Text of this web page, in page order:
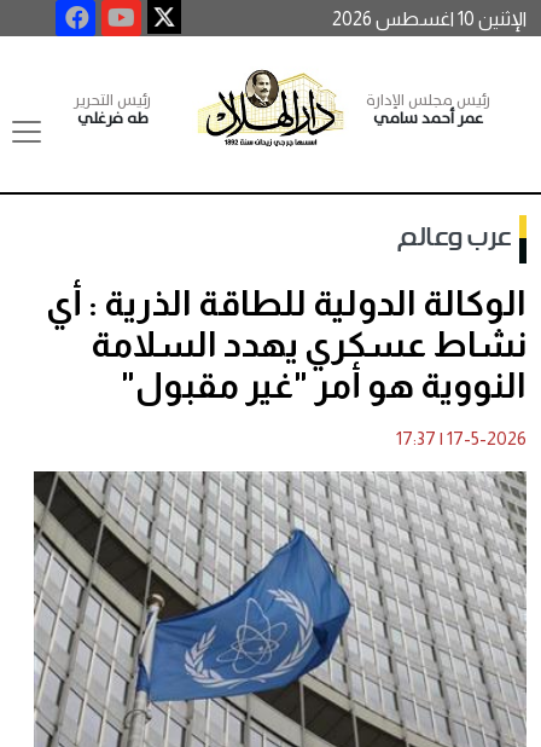
الإثنين 10 اغسطس 2026
رئيس مجلس الإدارة
عمر أحمد سامي
رئيس التحرير
طه فرغلي
عرب وعالم
الوكالة الدولية للطاقة الذرية : أي
نشاط عسكري يهدد السلامة
النووية هو أمر "غير مقبول"
17-5-2026
|
17:37